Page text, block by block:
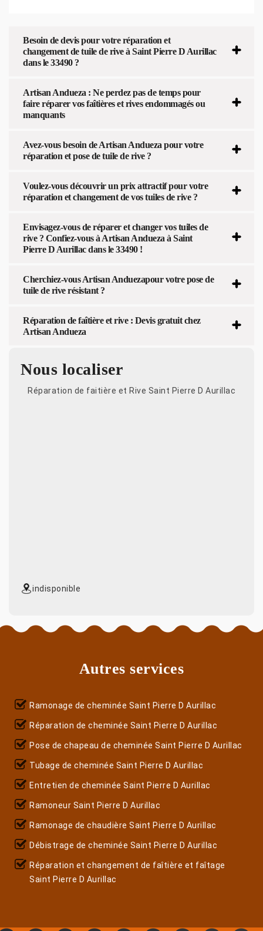
Besoin de devis pour votre réparation et
changement de tuile de rive à Saint Pierre D Aurillac
dans le 33490 ?
Artisan Andueza : Ne perdez pas de temps pour
faire réparer vos faîtières et rives endommagés ou
manquants
Avez-vous besoin de Artisan Andueza pour votre
réparation et pose de tuile de rive ?
Voulez-vous découvrir un prix attractif pour votre
réparation et changement de vos tuiles de rive ?
Envisagez-vous de réparer et changer vos tuiles de
rive ? Confiez-vous à Artisan Andueza à Saint
Pierre D Aurillac dans le 33490 !
Cherchiez-vous Artisan Anduezapour votre pose de
tuile de rive résistant ?
Réparation de faîtière et rive : Devis gratuit chez
Artisan Andueza
Nous localiser
Réparation de faitière et Rive Saint Pierre D Aurillac
indisponible
Autres services
Ramonage de cheminée Saint Pierre D Aurillac
Réparation de cheminée Saint Pierre D Aurillac
Pose de chapeau de cheminée Saint Pierre D Aurillac
Tubage de cheminée Saint Pierre D Aurillac
Entretien de cheminée Saint Pierre D Aurillac
Ramoneur Saint Pierre D Aurillac
Ramonage de chaudière Saint Pierre D Aurillac
Débistrage de cheminée Saint Pierre D Aurillac
Réparation et changement de faîtière et faîtage
Saint Pierre D Aurillac